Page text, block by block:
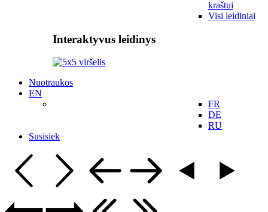
kraštui
Visi leidiniai
Interaktyvus leidinys
Nuotraukos
EN
FR
DE
RU
Susisiek